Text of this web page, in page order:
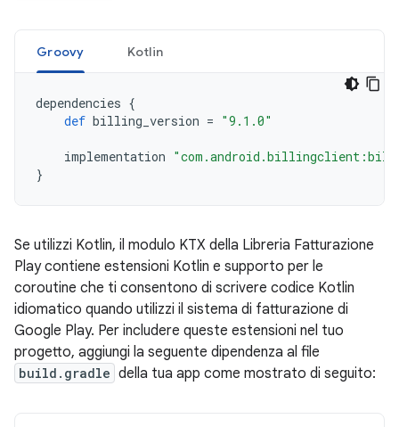
Groovy Kotlin
dependencies {
def billing_version = "9.1.0"
implementation
}
Se utilizzi Kotlin, il modulo KTX della Libreria Fatturazione
Play contiene estensioni Kotlin e supporto per le
coroutine che ti consentono di scrivere codice Kotlin
idiomatico quando utilizzi il sistema di fatturazione di
Google Play. Per includere queste estensioni nel tuo
progetto, aggiungi la seguente dipendenza al file
build.gradle della tua app come mostrato di seguito: